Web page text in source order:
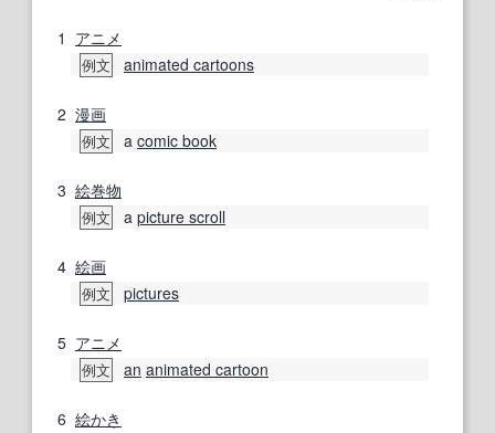
1 アニメ
例文 animated cartoons
2 漫画
例文 a comic book
3 絵巻物
例文 a picture scroll
4 絵画
例文 pictures
5 アニメ
例文 an animated cartoon
6 絵かき